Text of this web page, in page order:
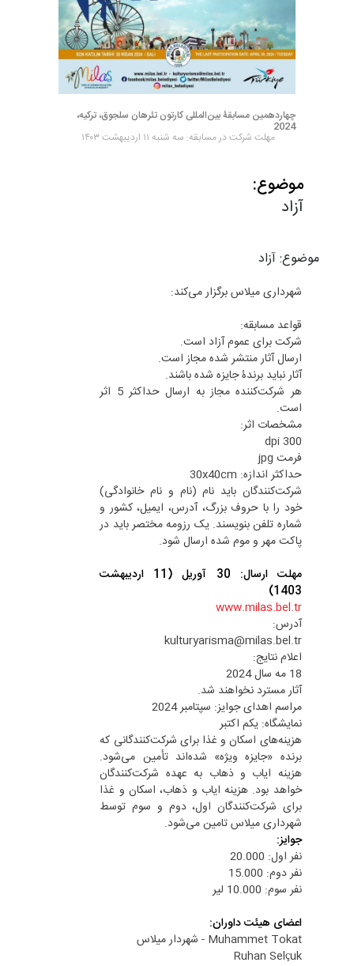
چهاردهمین مسابقۀ بین‌المللی کارتون تئرهان سلجوق، ترکیه،
2024
مهلت شرکت در مسابقه: سه شنبه ۱۱ اردیبهشت ۱۴۰۳
موضوع:
آزاد
موضوع: آزاد
شهرداری میلاس برگزار می‌کند:
قواعد مسابقه:
شرکت برای عموم آزاد است.
ارسال آثار منتشر شده مجاز است.
آثار نباید برندۀ جایزه شده باشند.
هر شرکت‌کننده مجاز به ارسال حداکثر 5 اثر
است.
مشخصات اثر:
300 dpi
فرمت jpg
حداکثر اندازه: 30x40cm
شرکت‌کنندگان باید نام (نام و نام خانوادگی)
خود را با حروف بزرگ، آدرس، ایمیل، کشور و
شماره تلفن بنویسند. یک رزومه مختصر باید در
پاکت مهر و موم شده ارسال شود.
مهلت ارسال: 30 آوریل (11 اردیبهشت
1403)
www.milas.bel.tr
آدرس:
kulturyarisma@milas.bel.tr
اعلام نتایج:
18 مه سال 2024
آثار مسترد نخواهند شد.
مراسم اهدای جوایز: سپتامبر 2024
نمایشگاه: یکم اکتبر
هزینه‌های اسکان و غذا برای شرکت‌کنندگانی که
برنده «جایزه ویژه» شده‌اند تأمین می‌شود.
هزینه ایاب و ذهاب به عهده شرکت‌کنندگان
خواهد بود. هزینه ایاب و ذهاب، اسکان و غذا
برای شرکت‌کنندگان اول، دوم و سوم توسط
شهرداری میلاس تامین می‌شود.
جوایز:
نفر اول: 20.000
نفر دوم: 15.000
نفر سوم: 10.000 لیر
اعضای هیئت داوران:
Muhammet Tokat - شهردار میلاس
Ruhan Selçuk